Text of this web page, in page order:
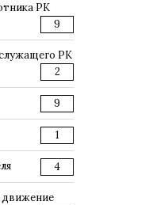
РК
9
РК
2
9
1
4
движение